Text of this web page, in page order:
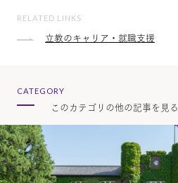
RELATED LINKS
立教のキャリア・就職支援
CATEGORY
このカテゴリの他の記事を見る